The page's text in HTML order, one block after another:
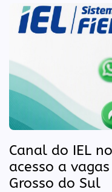
Canal do IEL
acesso a
Grosso do Sul